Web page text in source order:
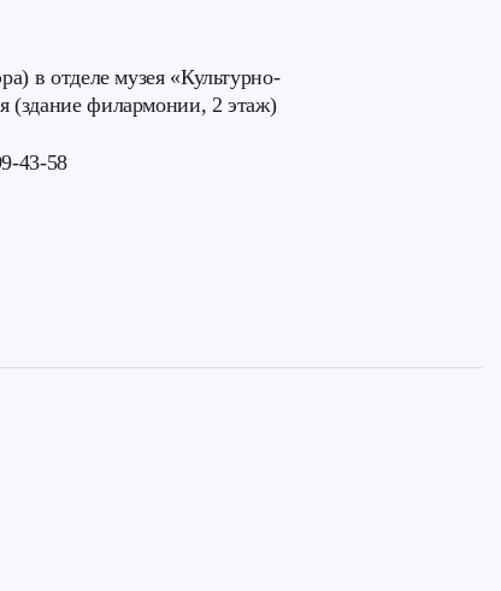
в отделе музея «Культурно-
(здание филармонии, 2 этаж)
43-58